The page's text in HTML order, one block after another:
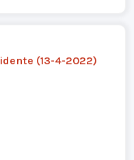
(13-4-2022)